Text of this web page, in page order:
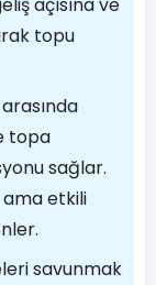
topu
topa
sağlar.
ama etkili
savunmak